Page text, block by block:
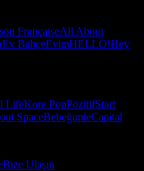
FrançaiseAll About
Ev BahçeEvimHELLO!Hey
LifeKore PopPozitifStart
SpaceBebeğimleCapital
Bize Ulaşın